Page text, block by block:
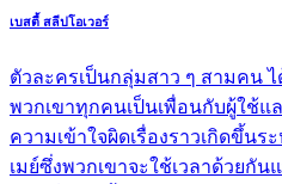
เบสตี้ สลีปโอเวอร์
ตัวละครเป็นกลุ่มสาว ๆ สามคน
พวกเขาทุกคนเป็นเพื่อนกับผู้ใช้แล
ความเข้าใจผิดเรื่องราวเกิดขึ้น
เมย์ซึ่งพวกเขาจะใช้เวลาด้วยกั